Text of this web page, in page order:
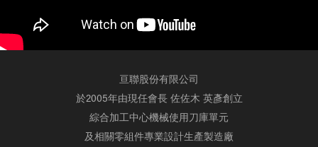
亘聯股份有限公司
於2005年由現任會長 佐佐木 英彥創立
綜合加工中心機械使用刀庫單元
及相關零組件專業設計生產製造廠